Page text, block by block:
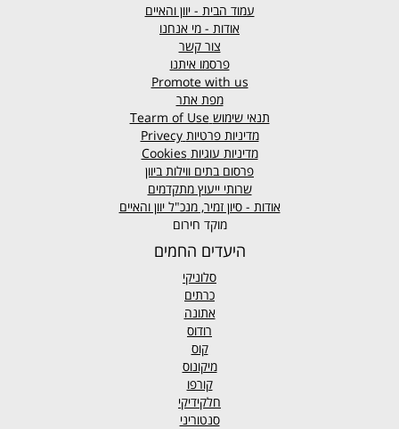
עמוד הבית - יוון והאיים
אודות - מי אנחנו
צור קשר
פרסמו איתנו
Promote with us
מפת אתר
תנאי שימוש
מדיניות פרטיות Privecy
מדיניות עוגיות Cookies
פרסום בתים ווילות ביוון
שרותי ייעוץ מתקדמים
אודות - סיון זמיר, מנכ"ל יוון והאיים
מוקד חירום
היעדים החמים
סלוניקי
כרתים
אתונה
רודוס
קוס
מיקונוס
קורפו
חלקידיקי
סנטוריני